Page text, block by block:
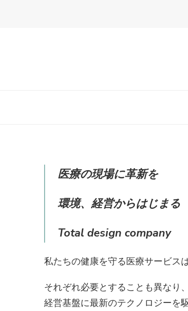
医療の現場に革新を
環境、経営からはじまる
Total design company
私たちの健康を守る医療サービス
それぞれ必要とすることも異なり
経営基盤に最新のテクノロジーを